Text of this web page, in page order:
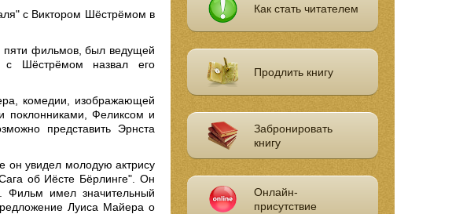
с Виктором Шёстрёмом в
пяти фильмов, был ведущей
с Шёстрёмом назвал его
комедии, изображающей
поклонниками, Феликсом и
представить Эрнста
он увидел молодую актрису
об Иёсте Бёрлинге". Он
Фильм имел значительный
Луиса Майера о
Как стать читателем
Продлить книгу
Забронировать
книгу
Онлайн-
присутствие